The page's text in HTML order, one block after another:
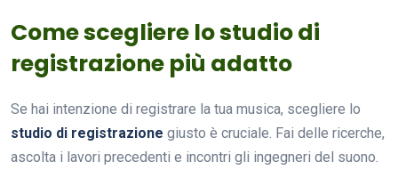
Come scegliere lo studio di
registrazione più adatto
Se hai intenzione di registrare la tua musica, scegliere lo
studio di registrazione giusto è cruciale. Fai delle ricerche,
ascolta i lavori precedenti e incontri gli ingegneri del suono.